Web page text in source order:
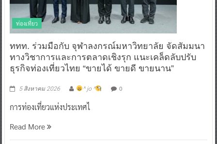
ท่องเที่ยว
ททท. ร่วมมือกับ จุฬาลงกรณ์มหาวิทยาลัย จัดสัมมนา
ทางวิชาการและการตลาดเชิงรุก แนะเคล็ดลับปรับ
ธุรกิจท่องเที่ยวไทย “ขายได้ ขายดี ขายนาน”
5 สิงหาคม 2026 ^ jo ^ 0
การท่องเที่ยวแห่งประเทศไ
Read More